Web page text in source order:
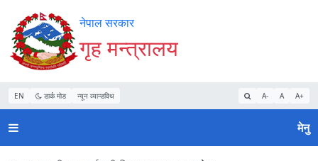
Accessibility
Mode
सुरु
गर्नुहोस्
सामाग्री
पढ्नुहाेस्
नेभिगेसन
पढ्नुहाेस्
वेबसाइट
खोजमा
जानुहोस्
नेपाल सरकार
गृह मन्त्रालय
EN डार्क मोड न्यून व्यान्डविथ A- A A+
मेनु